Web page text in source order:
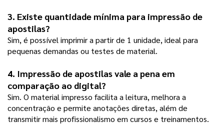
3. Existe quantidade mínima para impressão de
apostilas?
Sim, é possível imprimir a partir de 1 unidade, ideal para
pequenas demandas ou testes de material.
4. Impressão de apostilas vale a pena em
comparação ao digital?
Sim. O material impresso facilita a leitura, melhora a
concentração e permite anotações diretas, além de
transmitir mais profissionalismo em cursos e treinamentos.